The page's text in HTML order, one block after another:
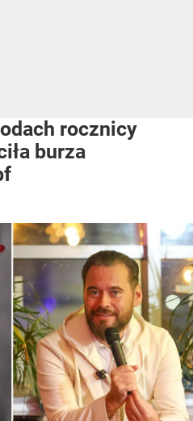
rocznicy
burza